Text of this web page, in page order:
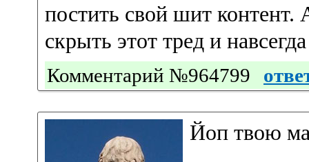
постить свой шит
скрыть этот тред и
Комментарий №964799
Йоп твою